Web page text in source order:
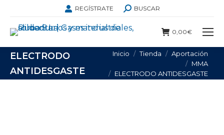
REGÍSTRATE BUSCAR:
BUSCAR
0,00€
ELECTRODO
ANTIDESGASTE
Estás aquí:
Inicio Tienda
Aportación
MMA
ELECTRODO ANTIDESGASTE